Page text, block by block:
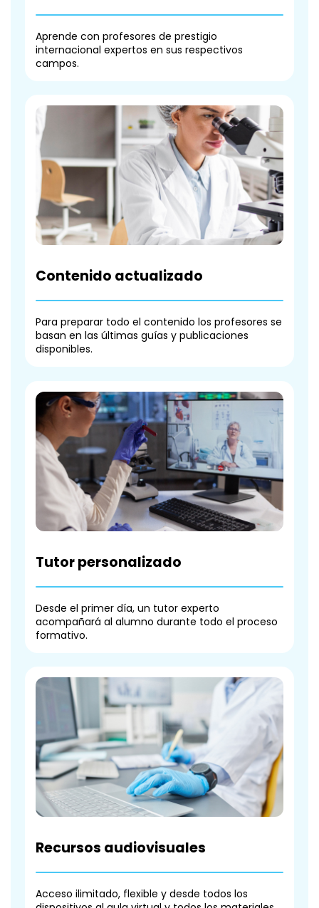
Aprende con profesores de prestigio
internacional expertos en sus respectivos
campos.
Contenido actualizado
Para preparar todo el contenido los profesores se
basan en las últimas guías y publicaciones
disponibles.
Tutor personalizado
Desde el primer día, un tutor experto
acompañará al alumno durante todo el proceso
formativo.
Recursos audiovisuales
Acceso ilimitado, flexible y desde todos los